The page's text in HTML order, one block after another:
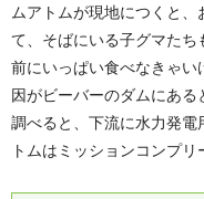
ムアトムが現地につくと
て、そばにいる子グマた
前にいっぱい食べなきゃ
因がビーバーのダムにあ
調べると、下流に水力発
トムはミッションコンプリ